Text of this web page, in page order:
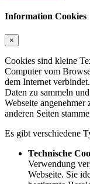
Information Cookies
×
Cookies sind kleine
Computer vom
dem Internet
Daten zu sammeln
Webseite angenehmer
anderen Seiten
Es gibt verschiedene
Technische
Verwendung
Webseite. Sie